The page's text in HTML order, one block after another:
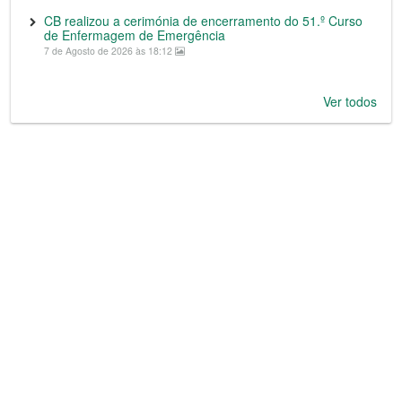
CB realizou a cerimónia de encerramento do 51.º Curso
de Enfermagem de Emergência
7 de Agosto de 2026 às 18:12
Ver todos